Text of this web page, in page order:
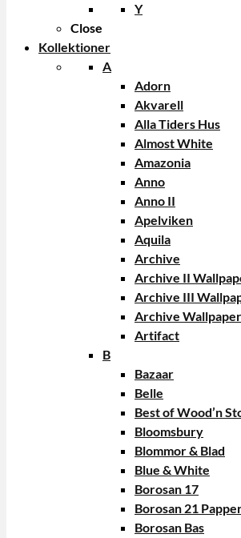
Y
Close
Kollektioner
A
Adorn
Akvarell
Alla Tiders Hus
Almost White
Amazonia
Anno
Anno II
Apelviken
Aquila
Archive
Archive II
Archive III
Archive
Artifact
B
Bazaar
Belle
Best of Wood’n
Bloomsbury
Blommor & Blad
Blue & White
Borosan 17
Borosan 21
Borosan Bas